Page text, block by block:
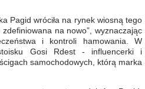
Pagid wróciła na rynek wiosną tego
zdefiniowana na nowo”, wyznaczając
i kontroli hamowania. W
Gosi Rdest - influencerki i
samochodowych, którą marka